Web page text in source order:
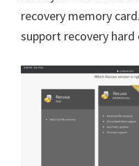
recovery memory
support recovery hard